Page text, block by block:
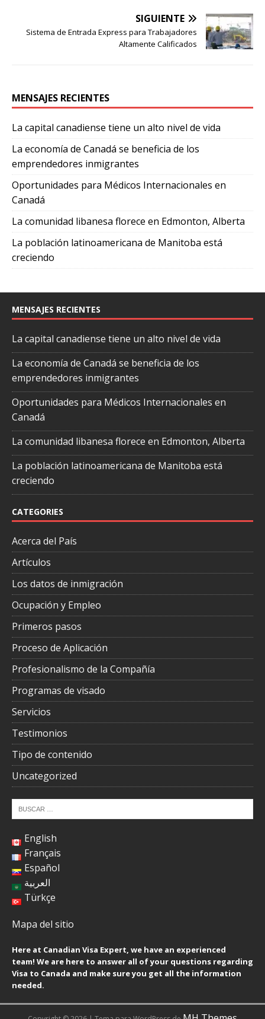
SIGUIENTE
Sistema de Entrada Express para Trabajadores
Altamente Calificados
MENSAJES RECIENTES
La capital canadiense tiene un alto nivel de vida
La economía de Canadá se beneficia de los
emprendedores inmigrantes
Oportunidades para Médicos Internacionales en
Canadá
La comunidad libanesa florece en Edmonton, Alberta
La población latinoamericana de Manitoba está
creciendo
MENSAJES RECIENTES
La capital canadiense tiene un alto nivel de vida
La economía de Canadá se beneficia de los
emprendedores inmigrantes
Oportunidades para Médicos Internacionales en
Canadá
La comunidad libanesa florece en Edmonton, Alberta
La población latinoamericana de Manitoba está
creciendo
CATEGORIES
Acerca del País
Artículos
Los datos de inmigración
Ocupación y Empleo
Primeros pasos
Proceso de Aplicación
Profesionalismo de la Compañía
Programas de visado
Servicios
Testimonios
Tipo de contenido
Uncategorized
English
Français
Español
العربية
Türkçe
Mapa del sitio
Here at Canadian Visa Expert, we have an experienced
team! We are here to answer all of your questions regarding
Visa to Canada and make sure you get all the information
needed.